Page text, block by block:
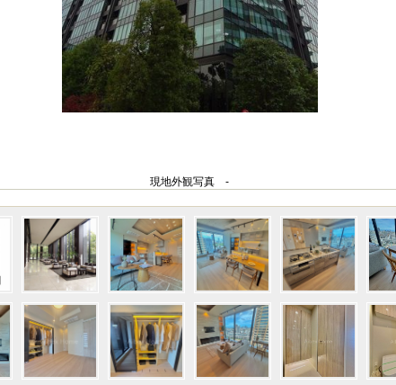
現地外観写真 -